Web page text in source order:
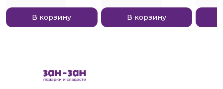
В корзину В корзину